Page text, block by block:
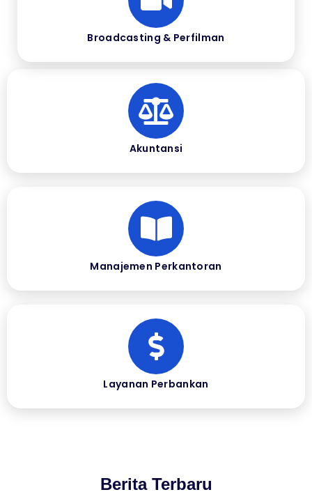
Broadcasting & Perfilman
Akuntansi
Manajemen Perkantoran
Layanan Perbankan
Berita Terbaru